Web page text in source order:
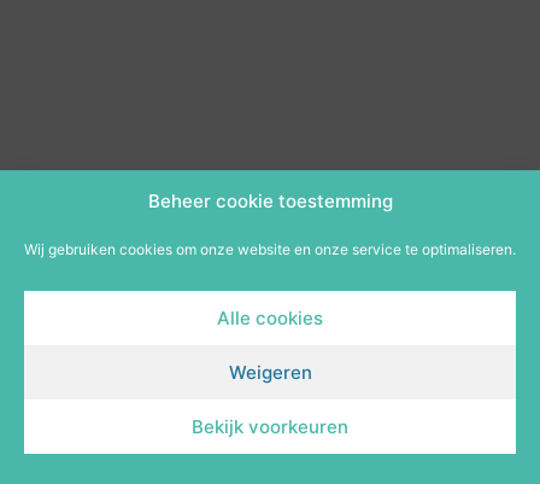
Beheer cookie toestemming
Wij gebruiken cookies om onze website en onze service te optimaliseren.
Alle cookies
Weigeren
Bekijk voorkeuren